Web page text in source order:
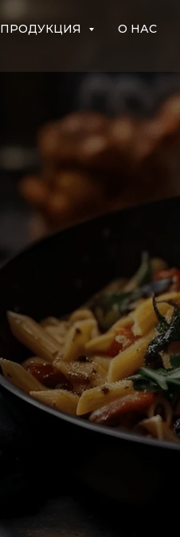
ПРОДУКЦИЯ О НАС